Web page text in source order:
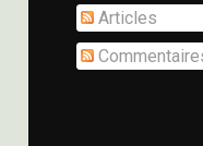
Articles